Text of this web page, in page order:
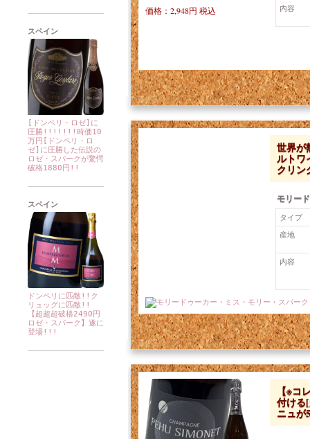
スペイン
[ドンペリ・ロゼ]に
圧勝!!!!!!!時価10
万円[ドンペリ・ロ
ゼ]に圧勝した伝説の
ロゼ・スパークが驚愕
破格1880円!!
スペイン
ドンペリに匹敵!!ク
リュッグに匹敵!!
【超超超破格2490円
ロゼ・スパーク】遂に
登場!!!
内容
価格：2,948円 税込
世界が
ルトワ
クリ
モリー
タイプ
産地
内容
価格：4,609円 税込
【※コ
付ける
ニュ